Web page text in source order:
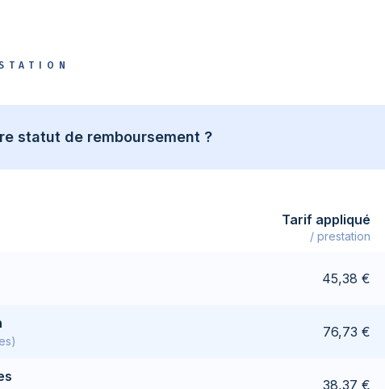
statut de remboursement ?
Tarif appliqué
/ prestation
45,38 €
76,73 €
38,37 €